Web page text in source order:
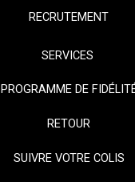
RECRUTEMENT
SERVICES
PROGRAMME DE
RETOUR
SUIVRE VOTRE COLIS